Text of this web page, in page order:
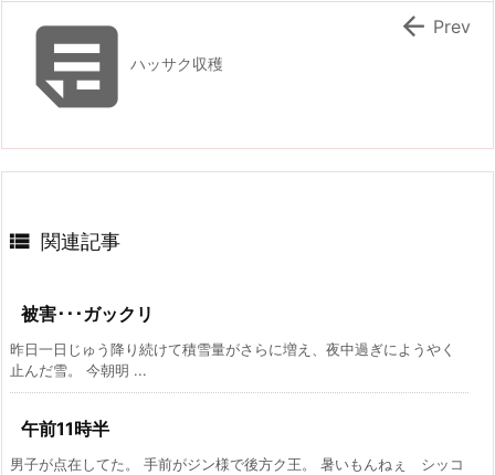
ハッサク収穫
 Prev
 関連記事
被害･･･ガックリ
昨日一日じゅう降り続けて積雪量がさらに増え、夜中過ぎにようやく
止んだ雪。 今朝明 ...
午前11時半
男子が点在してた。 手前がジン様で後方ク王。 暑いもんねぇ シッコ